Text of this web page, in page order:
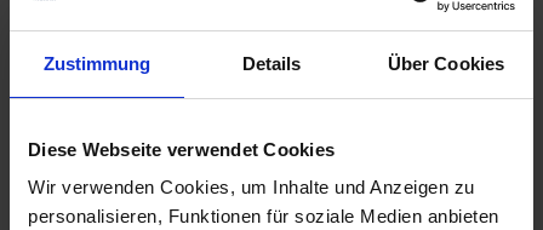
Zustimmung Details Über Cookies
Diese Webseite verwendet Cookies
Wir verwenden Cookies, um Inhalte und Anzeigen zu
personalisieren, Funktionen für soziale Medien anbieten
Mais Banvel Flüssig
zzgl. MwSt.
29,00 € / l
Infinito
zzgl. MwSt.
24,22 € / l